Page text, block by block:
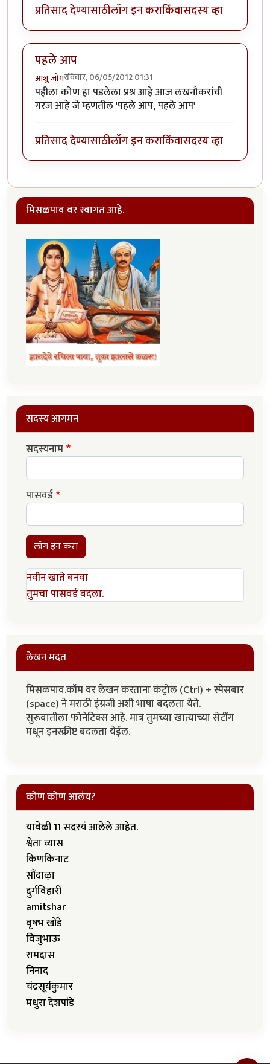
प्रतिसाद देण्यासाठीलॉग इन कराकिंवासदस्य व्हा
पहले आप
आशु जोगरविवार, 06/05/2012 01:31
पहीला कोण हा पडलेला प्रश्न आहे आज लखनौकरांची
गरज आहे जे म्हणतील 'पहले आप, पहले आप'
प्रतिसाद देण्यासाठीलॉग इन कराकिंवासदस्य व्हा
मिसळपाव वर स्वागत आहे.
सदस्य आगमन
सदस्यनाम
पासवर्ड
लॉग इन करा
नवीन खाते बनवा
तुमचा पासवर्ड बदला.
लेखन मदत
मिसळपाव.कॉम वर लेखन करताना कंट्रोल (Ctrl) + स्पेसबार
(space) ने मराठी इंग्रजी अशी भाषा बदलता येते.
सुरूवातीला फोनेटिक्स आहे. मात्र तुमच्या खात्याच्या सेटींग
मधून इनस्क्रीप्ट बदलता येईल.
कोण कोण आलंय?
यावेळी 11 सदस्यं आलेले आहेत.
श्वेता व्यास
किणकिनाट
सौंदाऴा
दुर्गविहारी
amitshar
वृषभ खोंडे
विजुभाऊ
रामदास
निनाद
चंद्रसूर्यकुमार
मधुरा देशपांडे